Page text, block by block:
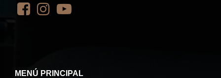
MENÚ PRINCIPAL